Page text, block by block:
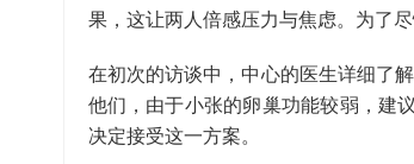
果，这让两人倍感压力与焦虑。为了
在初次的访谈中，中心的医生详细了
他们，由于小张的卵巢功能较弱，建
决定接受这一方案。